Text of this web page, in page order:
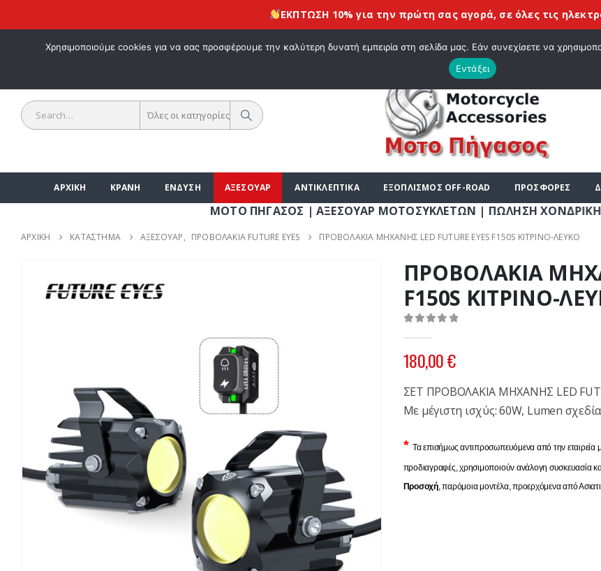
ΚΑΛΩΣ ΗΡΘΑΤΕ ΣΤΟ E-SHOP ΜΟΤΟ ΠΗΓΑΣΟΣ ! | ΣΧΕΤΙΚΆ ΜΕ ΕΜΆΣ BLOG
Όλες οι κατηγορίες
ΑΡΧΙΚΗ ΚΡΑΝΗ ΕΝΔΥΣΗ ΑΞΕΣΟΥΑΡ ΑΝΤΙΚΛΕΠΤΙΚΑ ΕΞΟΠΛΙΣΜΟΣ OFF-ROAD ΠΡΟΣΦΟΡΕΣ
ΜΟΤΟ ΠΗΓΑΣΟΣ | ΑΞΕΣΟΥΑΡ ΜΟΤΟΣΥΚΛΕΤΩΝ | ΠΩΛΗΣΗ ΧΟΝΔΡΙΚΗ - ΛΙΑΝΙΚΗ |
ΑΡΧΙΚΉ ΚΑΤΆΣΤΗΜΑ ΑΞΕΣΟΥΑΡ, ΠΡΟΒΟΛΑΚΙΑ FUTURE EYES ΠΡΟΒΟΛΑΚΙΑ ΜΗΧΑΝΗΣ LED FUTURE EYES F150S ΚΙΤΡΙΝΟ-ΛΕΥΚΟ
ΠΡΟΒΟΛΑΚΙΑ
F150S ΚΙΤΡΙΝΟ-
180,00€
ΣΕΤ ΠΡΟΒΟΛΑΚΙΑ ΜΗΧΑΝΗΣ LED
Με μέγιστη ισχύς: 60W, Lumen
* Τα επισήμως αντιπροσωπευόμενα από την εταιρεία
προδιαγραφές, χρησιμοποιούν ανάλογη συσκευασία
Προσοχή, παρόμοια μοντέλα, προερχόμενα από
ΕΚΠΤΩΣΗ 10% για την πρώτη σας αγορά, σε όλες τιςηλεκτρονικές
Χρησιμοποιούμε cookies για να σας προσφέρουμε την καλύτερη δυνατή εμπειρία στη σελίδα μας. Εάν συνεχίσετε να
Εντάξει